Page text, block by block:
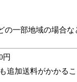
一部地域の場合な
追加送料がかかるこ